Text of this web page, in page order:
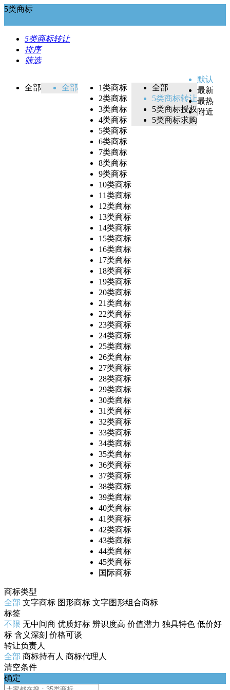
5类商标
5类商标转让
排序
筛选
全部 全部
1类商标
2类商标
3类商标
4类商标
5类商标
6类商标
7类商标
8类商标
9类商标
10类商标
11类商标
12类商标
13类商标
14类商标
15类商标
16类商标
17类商标
18类商标
19类商标
20类商标
21类商标
22类商标
23类商标
24类商标
25类商标
26类商标
27类商标
28类商标
29类商标
30类商标
31类商标
32类商标
33类商标
34类商标
35类商标
36类商标
37类商标
38类商标
39类商标
40类商标
41类商标
42类商标
43类商标
44类商标
45类商标
国际商标
全部
5类商标转让
5类商标授权
5类商标求购
默认
最新
最热
附近
商标类型
全部 文字商标 图形商标 文字图形组合商标
标签
不限 无中间商 优质好标 辨识度高 价值潜力 独具特色 低价好
标 含义深刻 价格可谈
转让负责人
全部 商标持有人 商标代理人
清空条件
确定